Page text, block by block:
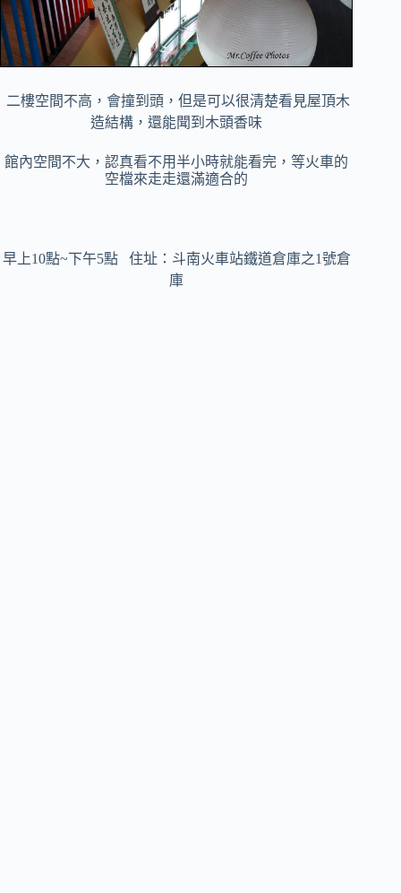
二樓空間不高，會撞到頭，但是可以很清楚看見屋頂木
造結構，還能聞到木頭香味
館內空間不大，認真看不用半小時就能看完，等火車的
空檔來走走還滿適合的
早上10點~下午5點 住址：斗南火車站鐵道倉庫之1號倉
庫